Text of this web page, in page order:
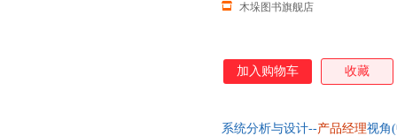
木垛图书旗舰店
加入购物车 收藏
系统分析与设计--产品经理视角